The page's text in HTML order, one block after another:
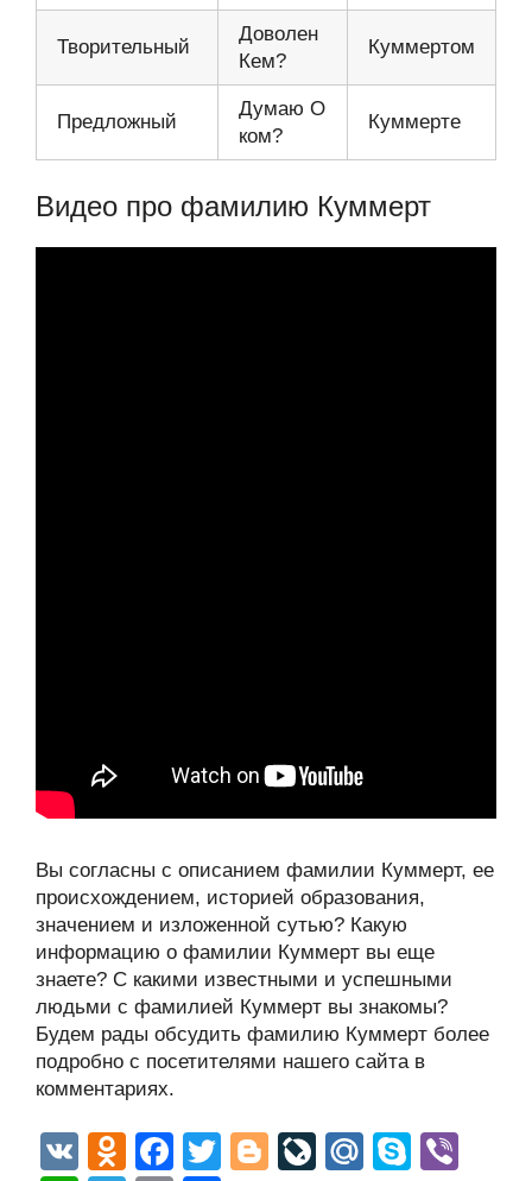
Творительный
Доволен
Кем?
Куммертом
Предложный
Думаю О
ком?
Куммерте
Видео про фамилию Куммерт
Вы согласны с описанием фамилии Куммерт, ее
происхождением, историей образования,
значением и изложенной сутью? Какую
информацию о фамилии Куммерт вы еще
знаете? С какими известными и успешными
людьми с фамилией Куммерт вы знакомы?
Будем рады обсудить фамилию Куммерт более
подробно с посетителями нашего сайта в
комментариях.
V
O
F
T
Bl
Li
M
S